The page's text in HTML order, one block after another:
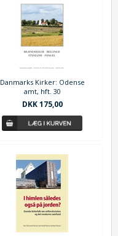
Danmarks Kirker: Odense
amt, hft. 30
DKK 175,00